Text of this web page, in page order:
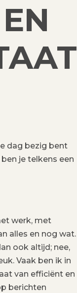
dag bezig bent
je telkens een
werk, met
alles en nog wat.
ook altijd; nee,
Vaak ben ik in
van efficiënt en
berichten